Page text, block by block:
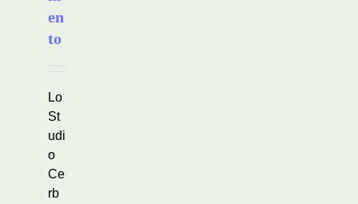
en
to
Lo
St
udi
o
Ce
rb